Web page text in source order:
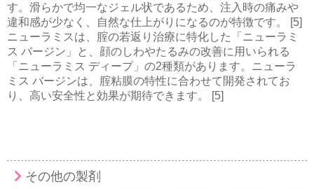
す。滑らかで均一なジェル状であるため、注入時の痛みや
違和感が少なく、自然な仕上がりになるのが特徴です。 [5]
ニューラミスは、腟の若返り治療に特化した「ニューラミ
ス バージン」と、顔のしわやたるみの改善に用いられる
「ニューラミス ディープ」の2種類があります。ニューラ
ミス バージンは、腟粘膜の特性に合わせて開発されてお
り、高い安全性と効果が期待できます。 [5]
その他の製剤